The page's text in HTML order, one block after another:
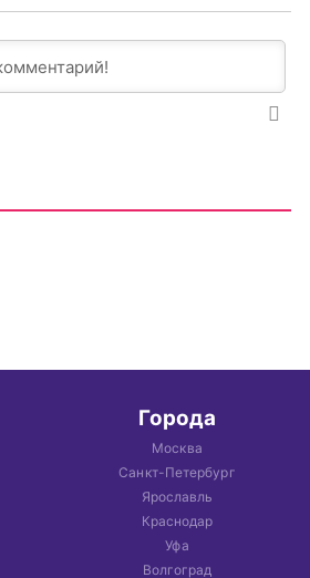
Города
Москва
Санкт-Петербург
Ярославль
Краснодар
Уфа
Волгоград